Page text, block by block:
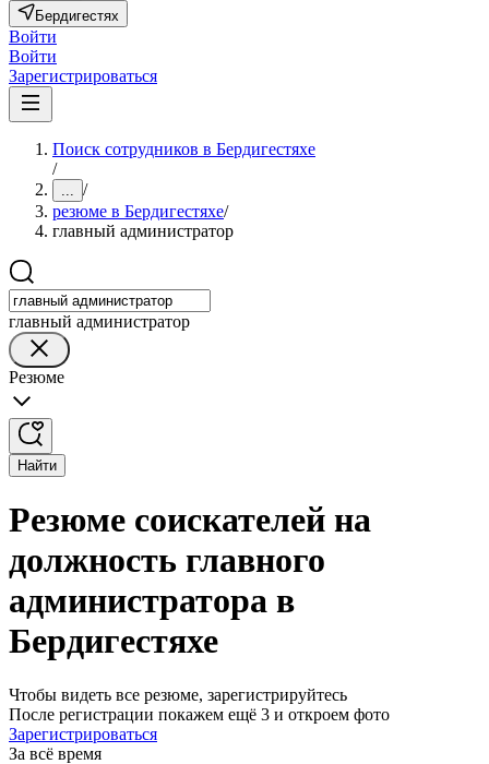
Бердигестях
Войти
Войти
Зарегистрироваться
Поиск сотрудников в Бердигестяхе
/
... /
резюме в Бердигестяхе/
главный администратор
главный администратор
Резюме
Найти
Резюме соискателей на
должность главного
администратора в
Бердигестяхе
Чтобы видеть все резюме, зарегистрируйтесь
После регистрации покажем ещё 3 и откроем фото
Зарегистрироваться
За всё время